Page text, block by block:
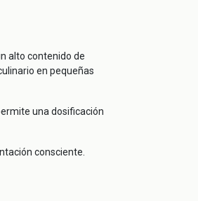
alto contenido de
en pequeñas
una dosificación
consciente.